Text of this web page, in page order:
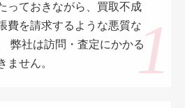
っておきながら、買取不成
費を請求するような悪質な
弊社は訪問・査定にかかる
ません。